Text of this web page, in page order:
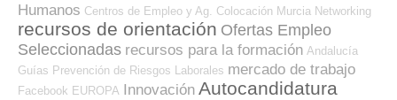
Humanos Centros de Empleo y Ag. Colocación Murcia Networking
recursos de orientación Ofertas Empleo
Seleccionadas recursos para la formación Andalucía
Guías Prevención de Riesgos Laborales mercado de trabajo
Facebook EUROPA Innovación Autocandidatura